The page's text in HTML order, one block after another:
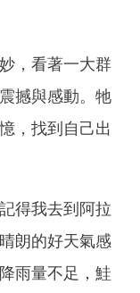
，看著一大群
撼與感動。牠
，找到自己出
得我去到阿拉
朗的好天氣感
雨量不足，鮭